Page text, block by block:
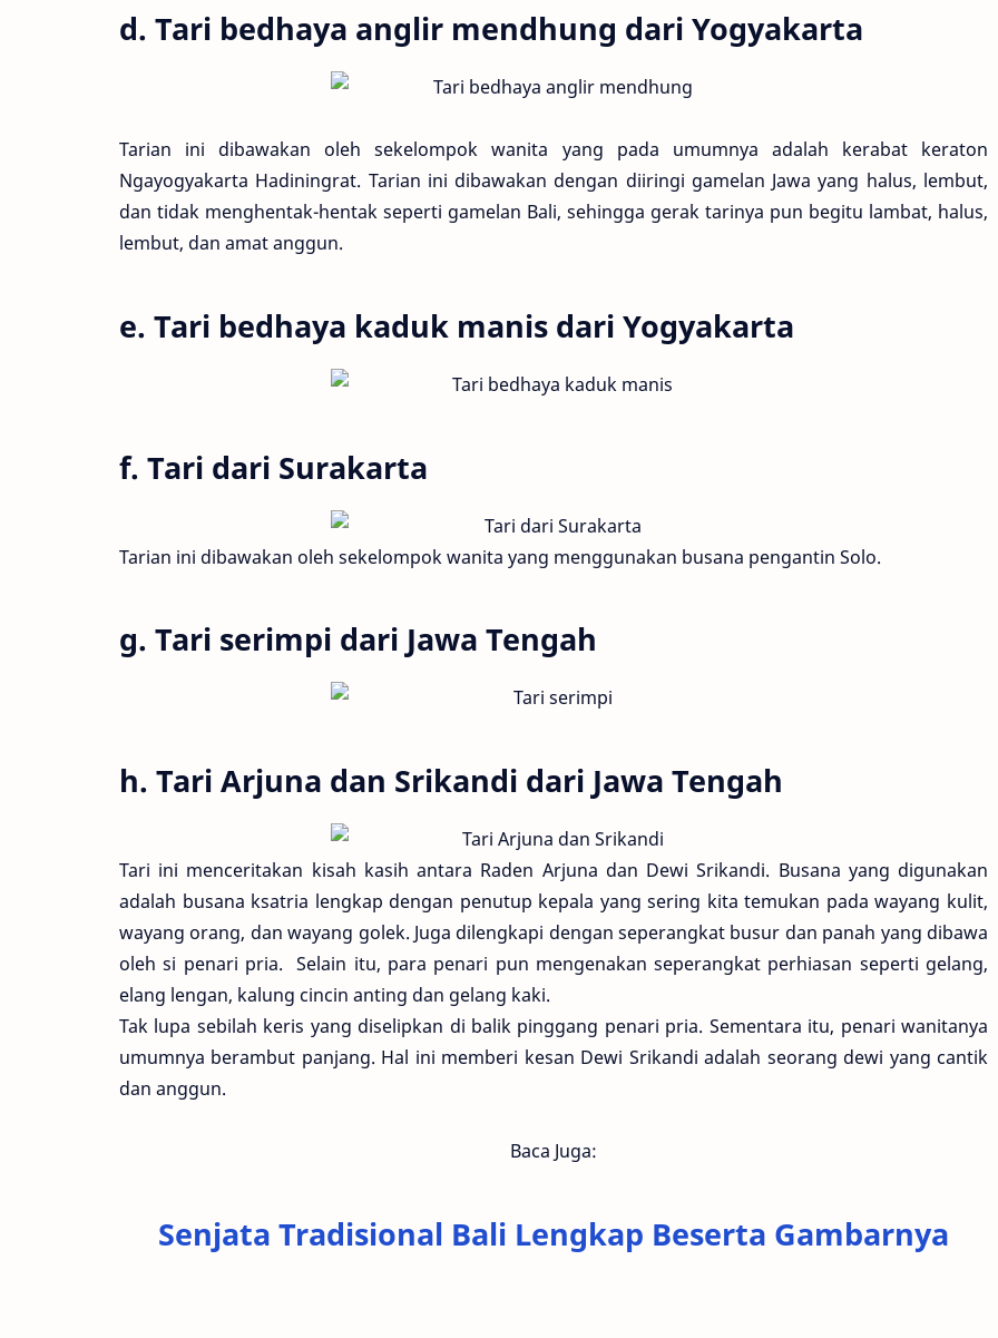
d. Tari bedhaya anglir mendhung dari Yogyakarta
Tarian ini dibawakan oleh sekelompok wanita yang pada umumnya adalah kerabat keraton
Ngayogyakarta Hadiningrat. Tarian ini dibawakan dengan diiringi gamelan Jawa yang halus, lembut,
dan tidak menghentak-hentak seperti gamelan Bali, sehingga gerak tarinya pun begitu lambat, halus,
lembut, dan amat anggun.
e. Tari bedhaya kaduk manis dari Yogyakarta
f. Tari dari Surakarta
Tarian ini dibawakan oleh sekelompok wanita yang menggunakan busana pengantin Solo.
g. Tari serimpi dari Jawa Tengah
h. Tari Arjuna dan Srikandi dari Jawa Tengah
Tari ini menceritakan kisah kasih antara Raden Arjuna dan Dewi Srikandi. Busana yang digunakan
adalah busana ksatria lengkap dengan penutup kepala yang sering kita temukan pada wayang kulit,
wayang orang, dan wayang golek. Juga dilengkapi dengan seperangkat busur dan panah yang dibawa
oleh si penari pria. Selain itu, para penari pun mengenakan seperangkat perhiasan seperti gelang,
elang lengan, kalung cincin anting dan gelang kaki.
Tak lupa sebilah keris yang diselipkan di balik pinggang penari pria. Sementara itu, penari wanitanya
umumnya berambut panjang. Hal ini memberi kesan Dewi Srikandi adalah seorang dewi yang cantik
dan anggun.
Baca Juga:
Senjata Tradisional Bali Lengkap Beserta Gambarnya